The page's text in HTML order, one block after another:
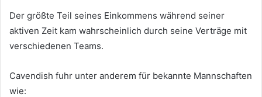
Der größte Teil seines Einkommens während seiner
aktiven Zeit kam wahrscheinlich durch seine Verträge mit
verschiedenen Teams.
Cavendish fuhr unter anderem für bekannte Mannschaften
wie: